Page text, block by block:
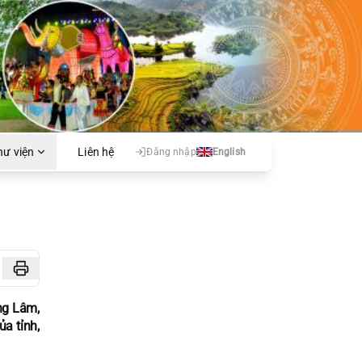
viện Liên hệ Đăng nhập English
Lâm,
tỉnh,